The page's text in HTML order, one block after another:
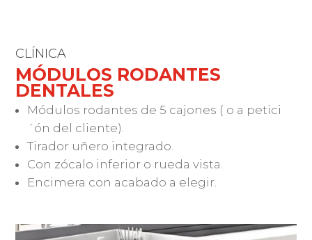
CLÍNICA
MÓDULOS RODANTES
DENTALES
Módulos rodantes de 5 cajones ( o a petici
´ón del cliente).
Tirador uñero integrado.
Con zócalo inferior o rueda vista.
Encimera con acabado a elegir.